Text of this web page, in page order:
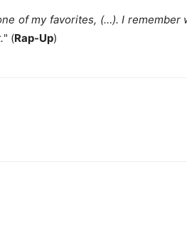
of my favorites, (…). I remember
" (Rap-Up)